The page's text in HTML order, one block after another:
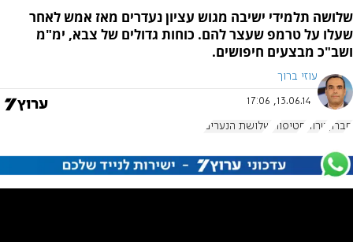
שלושה תלמידי ישיבה מגוש עציון נעדרים מאז אמש לאחר
שעלו על טרמפ שעצר להם. כוחות גדולים של צבא, ימ"מ
ושב"כ מבצעים חיפושים.
עוזי ברוך
13.06.14, 17:06
חברון טרור חטיפות שלושת הנערים